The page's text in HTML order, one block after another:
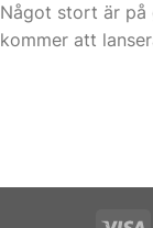
Något stort är på
kommer att